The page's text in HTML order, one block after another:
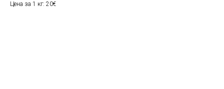
Цена за 1 кг: 20€